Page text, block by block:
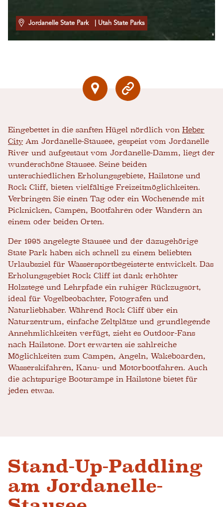
Jordanelle State Park | Utah State Parks
Eingebettet in die sanften Hügel nördlich von Heber
City Am Jordanelle-Stausee, gespeist vom Jordanelle
River und aufgestaut vom Jordanelle-Damm, liegt der
wunderschöne Stausee. Seine beiden
unterschiedlichen Erholungsgebiete, Hailstone und
Rock Cliff, bieten vielfältige Freizeitmöglichkeiten.
Verbringen Sie einen Tag oder ein Wochenende mit
Picknicken, Campen, Bootfahren oder Wandern an
einem oder beiden Orten.
Der 1995 angelegte Stausee und der dazugehörige
State Park haben sich schnell zu einem beliebten
Urlaubsziel für Wassersportbegeisterte entwickelt. Das
Erholungsgebiet Rock Cliff ist dank erhöhter
Holzstege und Lehrpfade ein ruhiger Rückzugsort,
ideal für Vogelbeobachter, Fotografen und
Naturliebhaber. Während Rock Cliff über ein
Naturzentrum, einfache Zeltplätze und grundlegende
Annehmlichkeiten verfügt, zieht es Outdoor-Fans
nach Hailstone. Dort erwarten sie zahlreiche
Möglichkeiten zum Campen, Angeln, Wakeboarden,
Wasserskifahren, Kanu- und Motorbootfahren. Auch
die achtspurige Bootsrampe in Hailstone bietet für
jeden etwas.
Stand-Up-Paddling
am Jordanelle-